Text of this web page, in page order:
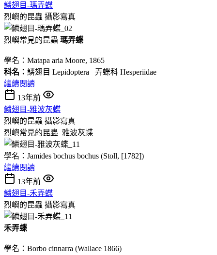
鱗翅目-瑪弄蝶
烈嶼的昆蟲 攝影寫真
烈嶼常見的昆蟲 瑪弄蝶
學名：Matapa aria Moore, 1865
科名： 鱗翅目 Lepidoptera 弄蝶科 Hesperiidae
繼續閱讀
13年前
鱗翅目-雅波灰蝶
烈嶼的昆蟲 攝影寫真
烈嶼常見的昆蟲 雅波灰蝶
學名：Jamides bochus bochus (Stoll, [1782])
繼續閱讀
13年前
鱗翅目-禾弄蝶
烈嶼的昆蟲 攝影寫真
禾弄蝶
學名：Borbo cinnarra (Wallace 1866)